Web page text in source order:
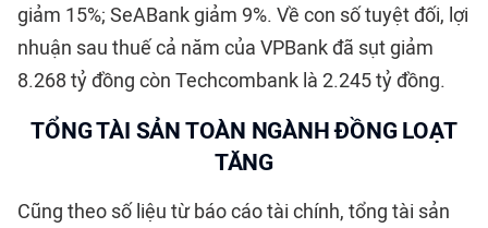
giảm 15%; SeABank giảm 9%. Về con số tuyệt đối, lợi
nhuận sau thuế cả năm của VPBank đã sụt giảm
8.268 tỷ đồng còn Techcombank là 2.245 tỷ đồng.
TỔNG TÀI SẢN TOÀN NGÀNH ĐỒNG LOẠT
TĂNG
Cũng theo số liệu từ báo cáo tài chính, tổng tài sản